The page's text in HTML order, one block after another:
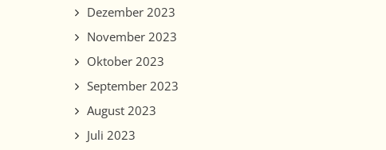
Dezember 2023
November 2023
Oktober 2023
September 2023
August 2023
Juli 2023